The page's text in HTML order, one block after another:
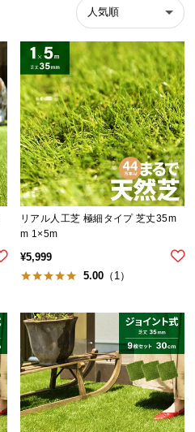
人気順
リアル人工芝 極細タイプ 芝丈35m
m 1×5m
¥5,999
5.00 （1）